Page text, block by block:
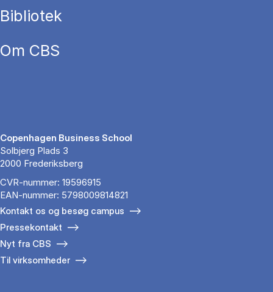
Bibliotek
Om CBS
Copenhagen Business School
Solbjerg Plads 3
2000 Frederiksberg
CVR-nummer: 19596915
EAN-nummer: 5798009814821
Kontakt os og besøg campus
Pressekontakt
Nyt fra CBS
Til virksomheder